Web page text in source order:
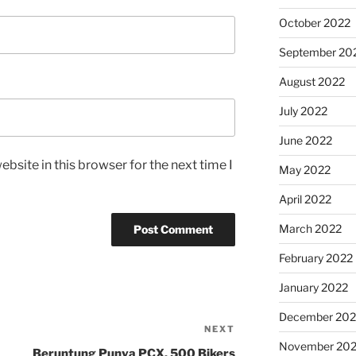
in this browser for the next time I
Post
NEXT
October 2022
September
August 2022
July 2022
June 2022
May 2022
April 2022
March 2022
February 2022
January 2022
December
November